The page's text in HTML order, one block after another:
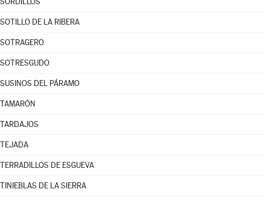
SOTILLO DE LA RIBERA
SOTRAGERO
SOTRESGUDO
SUSINOS DEL PÁRAMO
TAMARÓN
TARDAJOS
TEJADA
TERRADILLOS DE ESGUEVA
TINIEBLAS DE LA SIERRA